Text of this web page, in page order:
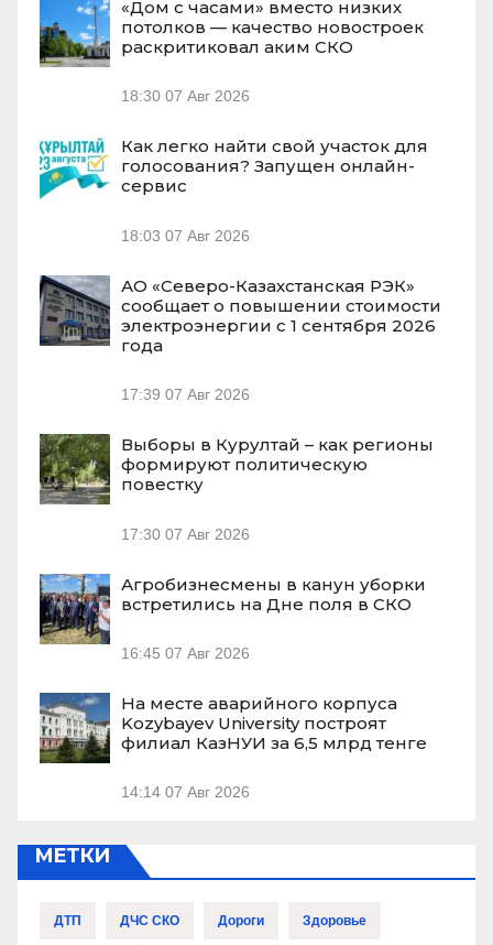
«Дом с часами» вместо низких
потолков — качество новостроек
раскритиковал аким СКО
18:30 07 Авг 2026
Как легко найти свой участок для
голосования? Запущен онлайн-
сервис
18:03 07 Авг 2026
АО «Северо-Казахстанская РЭК»
сообщает о повышении стоимости
электроэнергии с 1 сентября 2026
года
17:39 07 Авг 2026
Выборы в Курултай – как регионы
формируют политическую
повестку
17:30 07 Авг 2026
Агробизнесмены в канун уборки
встретились на Дне поля в СКО
16:45 07 Авг 2026
На месте аварийного корпуса
Kozybayev University построят
филиал КазНУИ за 6,5 млрд тенге
14:14 07 Авг 2026
МЕТКИ
ДТП ДЧС СКО Дороги Здоровье